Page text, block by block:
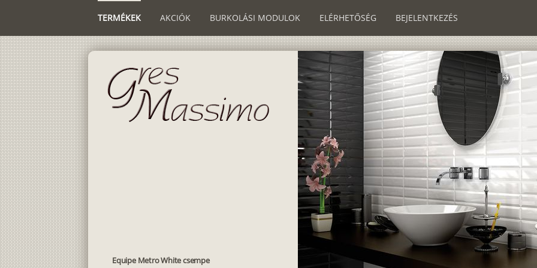
TERMÉKEK AKCIÓK BURKOLÁSI MODULOK ELÉRHETŐSÉG BEJELENTKEZÉS
Equipe Metro White csempe